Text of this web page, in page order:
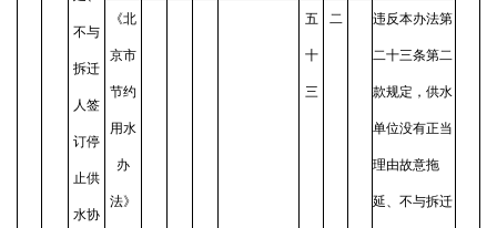
不与
拆迁
人签
订停
止供
水协
《北
京市
节约
用水
办
法》
五
十
三
二 违反本办法第
二十三条第二
款规定，供水
单位没有正当
理由故意拖
延、不与拆迁